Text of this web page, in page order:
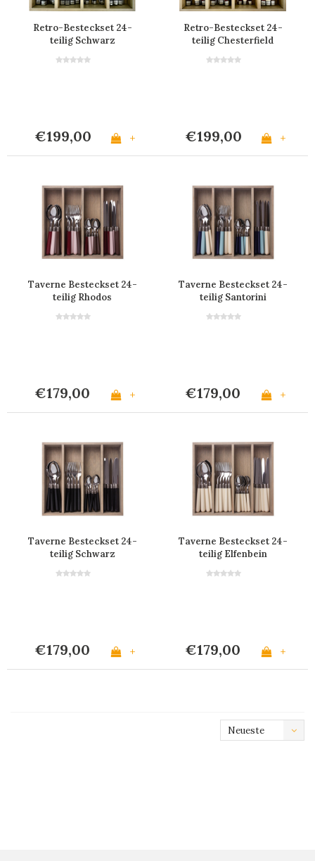
Retro-Besteckset 24-
teilig Schwarz
€199,00 +
Retro-Besteckset 24-
teilig Chesterfield
€199,00 +
Taverne Besteckset 24-
teilig Rhodos
€179,00 +
Taverne Besteckset 24-
teilig Santorini
€179,00 +
Taverne Besteckset 24-
teilig Schwarz
€179,00 +
Taverne Besteckset 24-
teilig Elfenbein
€179,00 +
Neueste